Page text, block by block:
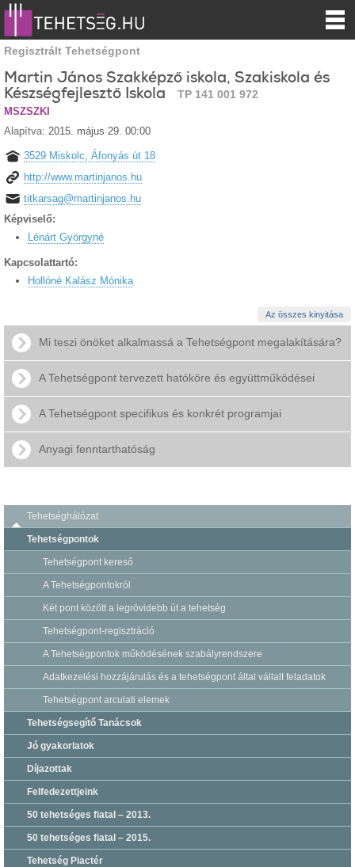
Regisztrált Tehetségpont
Martin János Szakképző iskola, Szakiskola és
Készségfejlesztő Iskola
TP 141 001 972
MSZSZKI
Alapítva: 2015. május 29. 00:00
3529 Miskolc, Áfonyás út 18
http://www.martinjanos.hu
titkarsag@martinjanos.hu
Képviselő:
Lénárt Györgyné
Kapcsolattartó:
Hollóné Kalász Mónika
Az összes kinyitása
Mi teszi önöket alkalmassá a Tehetségpont megalakítására?
A Tehetségpont tervezett hatóköre és együttműködései
A Tehetségpont specifikus és konkrét programjai
Anyagi fenntarthatóság
Tehetséghálózat
Tehetségpontok
Tehetségpont kereső
A Tehetségpontokról
Két pont között a legrövidebb út a tehetség
Tehetségpont-regisztráció
A Tehetségpontok működésének szabályrendszere
Adatkezelési hozzájárulás és a tehetségpont által vállalt feladatok
Tehetségpont arculati elemek
Tehetségsegítő Tanácsok
Jó gyakorlatok
Díjazottak
Felfedezettjeink
50 tehetséges fiatal – 2013.
50 tehetséges fiatal – 2015.
Tehetség Piactér